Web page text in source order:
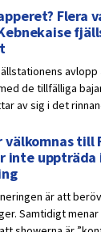
Flera
de tillfälliga
av sig i det
välkomnas till
uppträda
är att
Samtidigt